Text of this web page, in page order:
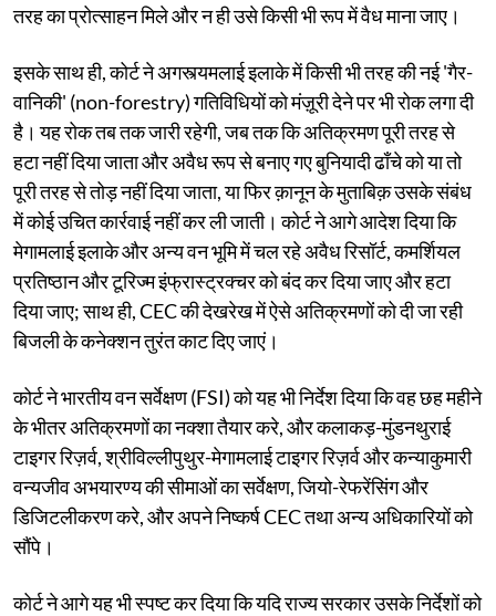
तरह का प्रोत्साहन मिले और न ही उसे किसी भी रूप में वैध माना जाए।
इसके साथ ही, कोर्ट ने अगस्त्यमलाई इलाके में किसी भी तरह की नई 'गैर-
वानिकी' (non-forestry) गतिविधियों को मंज़ूरी देने पर भी रोक लगा दी
है। यह रोक तब तक जारी रहेगी, जब तक कि अतिक्रमण पूरी तरह से
हटा नहीं दिया जाता और अवैध रूप से बनाए गए बुनियादी ढाँचे को या तो
पूरी तरह से तोड़ नहीं दिया जाता, या फिर क़ानून के मुताबिक़ उसके संबंध
में कोई उचित कार्रवाई नहीं कर ली जाती। कोर्ट ने आगे आदेश दिया कि
मेगामलाई इलाके और अन्य वन भूमि में चल रहे अवैध रिसॉर्ट, कमर्शियल
प्रतिष्ठान और टूरिज्म इंफ्रास्ट्रक्चर को बंद कर दिया जाए और हटा
दिया जाए; साथ ही, CEC की देखरेख में ऐसे अतिक्रमणों को दी जा रही
बिजली के कनेक्शन तुरंत काट दिए जाएं।
कोर्ट ने भारतीय वन सर्वेक्षण (FSI) को यह भी निर्देश दिया कि वह छह महीने
के भीतर अतिक्रमणों का नक्शा तैयार करे, और कलाकड़-मुंडनथुराई
टाइगर रिज़र्व, श्रीविल्लीपुथुर-मेगामलाई टाइगर रिज़र्व और कन्याकुमारी
वन्यजीव अभयारण्य की सीमाओं का सर्वेक्षण, जियो-रेफरेंसिंग और
डिजिटलीकरण करे, और अपने निष्कर्ष CEC तथा अन्य अधिकारियों को
सौंपे।
कोर्ट ने आगे यह भी स्पष्ट कर दिया कि यदि राज्य सरकार उसके निर्देशों को